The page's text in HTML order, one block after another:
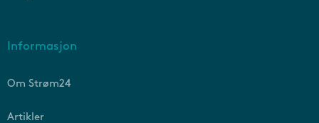
Informasjon
Om Strøm24
Artikler